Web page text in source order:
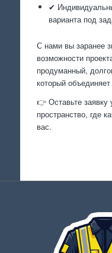
✔
варианта под
С нами вы заранее
возможности
продуманный,
который
👉 Оставьте
пространство, где
вас.